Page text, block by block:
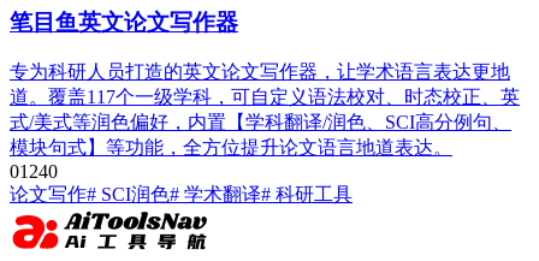
笔目鱼英文论文写作器
专为科研人员打造的英文论文写作器，让学术语言表达更地
道。覆盖117个一级学科，可自定义语法校对、时态校正、英
式/美式等润色偏好，内置【学科翻译/润色、SCI高分例句、
模块句式】等功能，全方位提升论文语言地道表达。
01240
论文写作# SCI润色# 学术翻译# 科研工具